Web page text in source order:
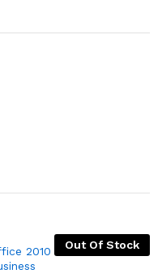
Out Of Stock
2010 Home And